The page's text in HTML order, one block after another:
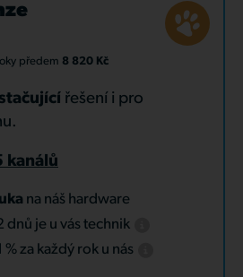
předem 8 820 Kč
řešení i pro
kanálů
na náš hardware
dnů je u vás technik
% za každý rok u nás